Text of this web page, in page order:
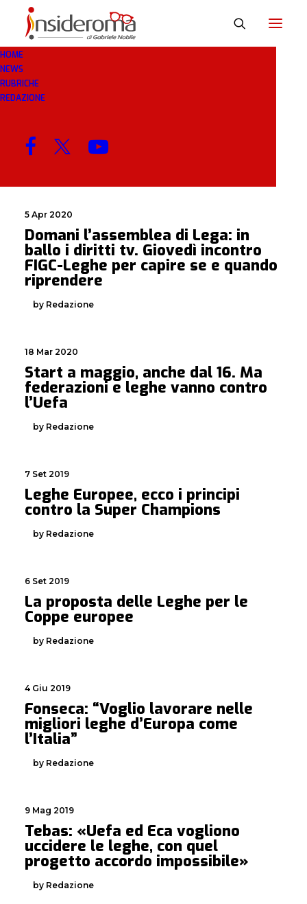
HOME
NEWS
RUBRICHE
REDAZIONE
LEGHE
MENU
5 Apr 2020
Domani l’assemblea di Lega: in
ballo i diritti tv. Giovedì incontro
FIGC-Leghe per capire se e quando
riprendere
by Redazione
18 Mar 2020
Start a maggio, anche dal 16. Ma
federazioni e leghe vanno contro
l’Uefa
by Redazione
7 Set 2019
Leghe Europee, ecco i principi
contro la Super Champions
by Redazione
6 Set 2019
La proposta delle Leghe per le
Coppe europee
by Redazione
4 Giu 2019
Fonseca: “Voglio lavorare nelle
migliori leghe d’Europa come
l’Italia”
by Redazione
9 Mag 2019
Tebas: «Uefa ed Eca vogliono
uccidere le leghe, con quel
progetto accordo impossibile»
by Redazione